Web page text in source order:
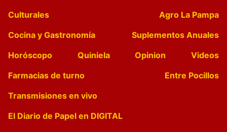
Culturales
Agro La Pampa
Cocina y Gastronomía
Suplementos Anuales
Horóscopo
Quiniela Opinion
Videos
Farmacias de turno
Entre Pocillos
Transmisiones en vivo
El Diario de Papel en DIGITAL